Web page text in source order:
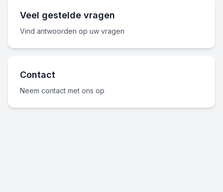
Veel gestelde vragen
Vind antwoorden op uw vragen
Contact
Neem contact met ons op